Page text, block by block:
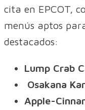
cita en EPCOT,
menús aptos
destacados:
Lump Crab
Osakana
Apple-